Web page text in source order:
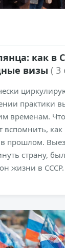
как в
визы ( 3
практики
временам.
вспомнить,
в прошлом.
страну,
жизни в СССР.